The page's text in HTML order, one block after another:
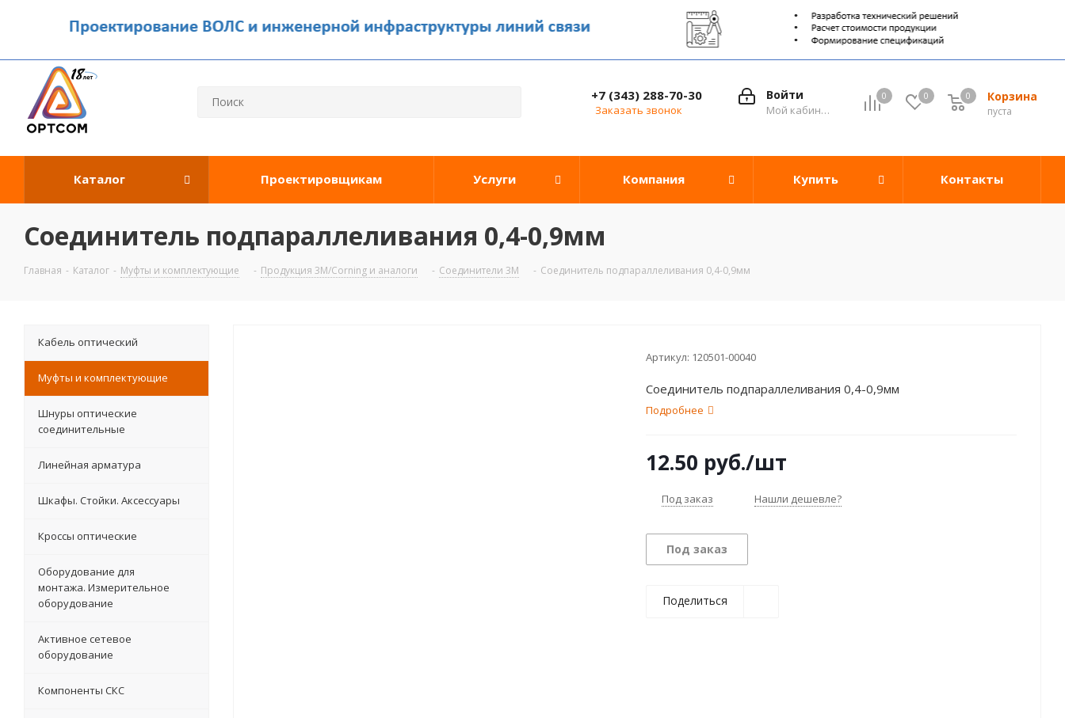
0 0 Корзина
0
пуста
0
Войти
Мой кабинет
+7 (343) 288-70-30
Заказать звонок
Каталог Проектировщикам Услуги Компания Купить Контакты
Соединитель подпараллеливания 0,4-0,9мм
Главная - Каталог - Муфты и комплектующие - Продукция 3М/Corning и аналоги - Соединители 3M - Соединитель подпараллеливания 0,4-0,9мм
Артикул: 120501-00040
Соединитель подпараллеливания 0,4-0,9мм
Подробнее
12.50 руб./шт
Под заказ Нашли дешевле?
Под заказ
Поделиться
Кабель оптический
Муфты и комплектующие
Шнуры оптические
соединительные
Линейная арматура
Шкафы. Стойки. Аксесcуары
Кроссы оптические
Оборудование для
монтажа. Измерительное
оборудование
Активное сетевое
оборудование
Компоненты СКС